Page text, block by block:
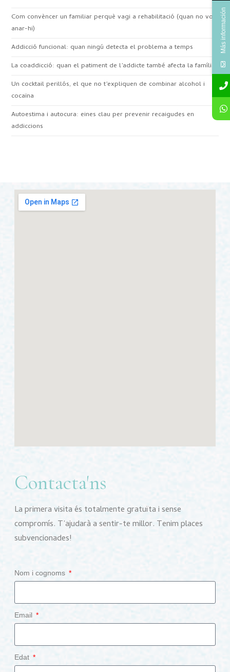
Com convèncer un familiar perquè vagi a rehabilitació (quan no vol
anar-hi)
Addicció funcional: quan ningú detecta el problema a temps
La coaddicció: quan el patiment de l’addicte també afecta la família
Un cocktail perillós, el que no t’expliquen de combinar alcohol i
cocaïna
Autoestima i autocura: eines clau per prevenir recaigudes en
addiccions
Contacta'ns
La primera visita és totalmente gratuïta i sense
compromís. T’ajudarà a sentir-te millor. Tenim places
subvencionades!
Nom i cognoms
Email
Edat
Más información